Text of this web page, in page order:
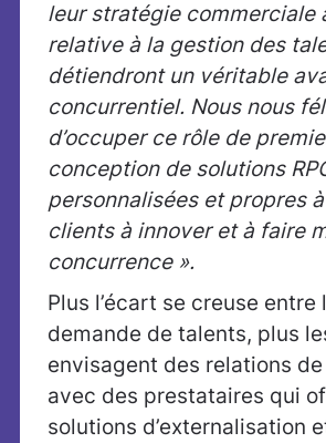
leur stratégie commerciale
relative à la gestion des
détiendront un véritable
concurrentiel. Nous nous
d’occuper ce rôle de
conception de solutions
personnalisées et propres
clients à innover et à faire
concurrence ».
Plus l’écart se creuse entre
demande de talents, plus
envisagent des relations
avec des prestataires qui
solutions d’externalisation